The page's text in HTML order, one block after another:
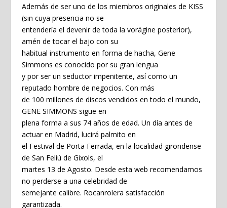
Además de ser uno de los miembros originales de KISS
(sin cuya presencia no se
entendería el devenir de toda la vorágine posterior),
amén de tocar el bajo con su
habitual instrumento en forma de hacha, Gene
Simmons es conocido por su gran lengua
y por ser un seductor impenitente, así como un
reputado hombre de negocios. Con más
de 100 millones de discos vendidos en todo el mundo,
GENE SIMMONS sigue en
plena forma a sus 74 años de edad. Un día antes de
actuar en Madrid, lucirá palmito en
el Festival de Porta Ferrada, en la localidad girondense
de San Feliú de Gixols, el
martes 13 de Agosto. Desde esta web recomendamos
no perderse a una celebridad de
semejante calibre. Rocanrolera satisfacción
garantizada.